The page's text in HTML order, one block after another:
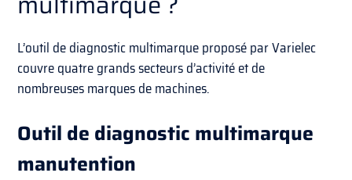
L’outil de diagnostic multimarque proposé par Varielec
couvre quatre grands secteurs d’activité et de
nombreuses marques de machines.
Outil de diagnostic multimarque
manutention